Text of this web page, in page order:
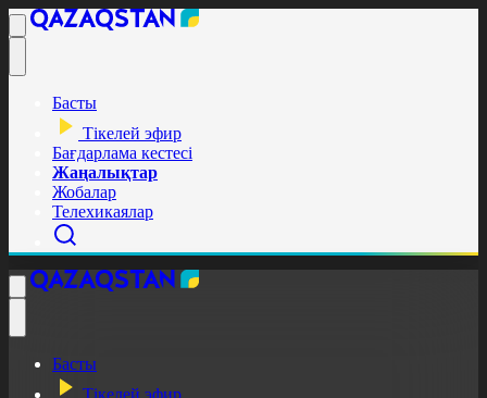
Басты
Тікелей эфир
Бағдарлама кестесі
Жаңалықтар
Жобалар
Телехикаялар
Басты
Тікелей эфир